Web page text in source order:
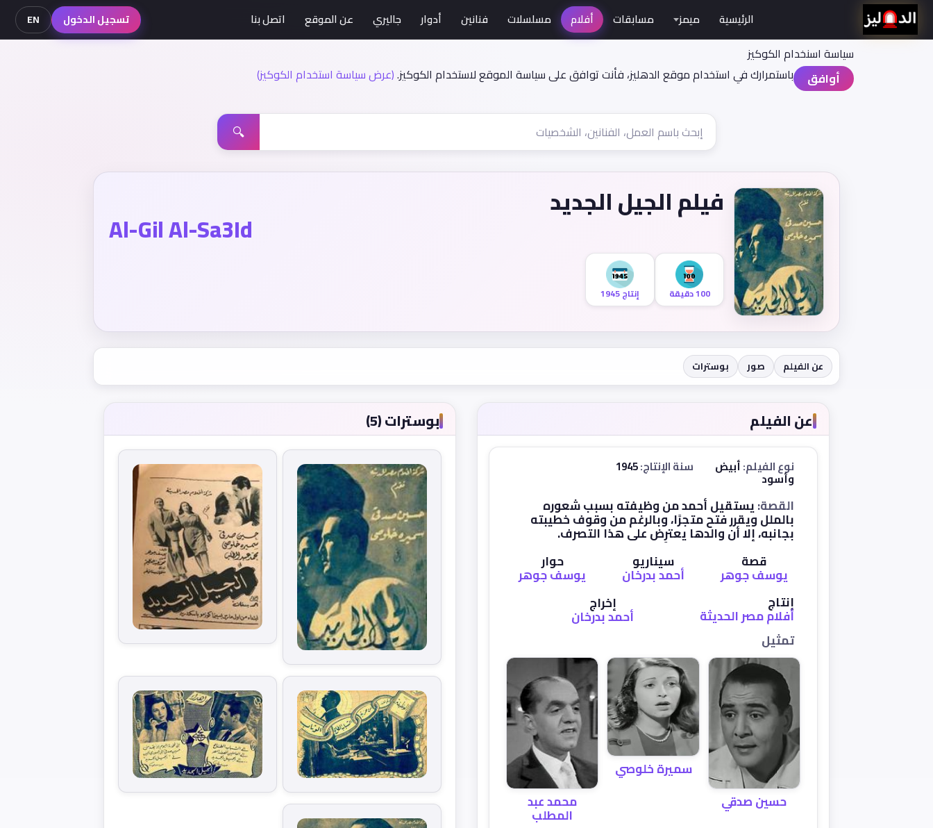
سياسة اسنخدام الكوكيز
أوافق
باستمرارك في استخدام موقع الدهليز، فأنت توافق على سياسة الموقع لاستخدام الكوكيز.(عرض سياسة استخدام الكوكيز)
الرئيسية ميمز مسابقات أفلام مسلسلات فنانين أدوار جاليري عن الموقع اتصل بنا تسجيل الدخول EN
🔍
فيلم الجيل الجديد
Al-Gil Al-Sa3Id
100 دقيقة إنتاج 1945
عن الفيلم صور بوسترات
عن الفيلم
نوع الفيلم:أبيض
وأسود
سنة الإنتاج:1945
القصة:يستقيل أحمد من وظيفته بسبب شعوره
بالملل ويقرر فتح متجرًا، وبالرغم من وقوف خطيبته
بجانبه، إلا أن والدها يعترِض على هذا التصرف.
قصة
يوسف جوهر
سيناريو
أحمد بدرخان
حوار
يوسف جوهر
إنتاج
أفلام مصر الحديثة
إخراج
أحمد بدرخان
تمثيل
حسين صدقي
سميرة خلوصي
محمد عبد
المطلب
بوسترات (5)